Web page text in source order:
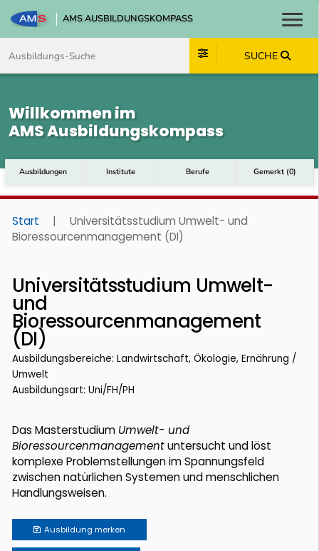
AMS AUSBILDUNGSKOMPASS
SUCHE
Willkommen im
AMS Ausbildungskompass
Ausbildungen Institute Berufe Gemerkt (0)
Start |
Universitätsstudium Umwelt- und
Bioressourcenmanagement (DI)
Universitätsstudium Umwelt-
und
Bioressourcenmanagement
(DI)
Ausbildungsbereiche: Landwirtschaft, Ökologie, Ernährung /
Umwelt
Ausbildungsart: Uni/FH/PH
Das Masterstudium Umwelt- und
Bioressourcenmanagementuntersucht und löst
komplexe Problemstellungen im Spannungsfeld
zwischen natürlichen Systemen und menschlichen
Handlungsweisen.
Ausbildung merken